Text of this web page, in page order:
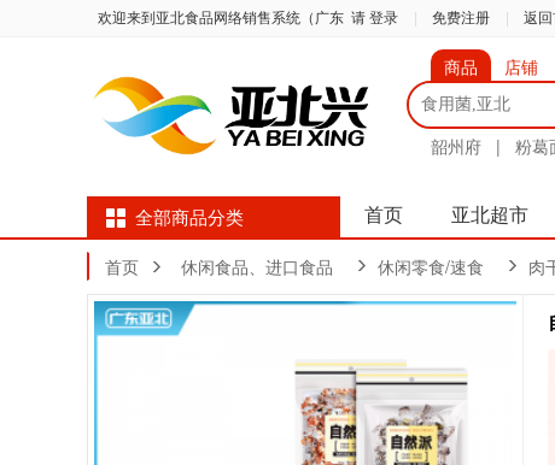
欢迎来到亚北食品网络销售系统（广东 请 登录 免费注册 返
商品 店铺
韶州府 | 粉葛
全部商品分类 首页 亚北超市
首页 休闲食品、进口食品 休闲零食/速食 肉